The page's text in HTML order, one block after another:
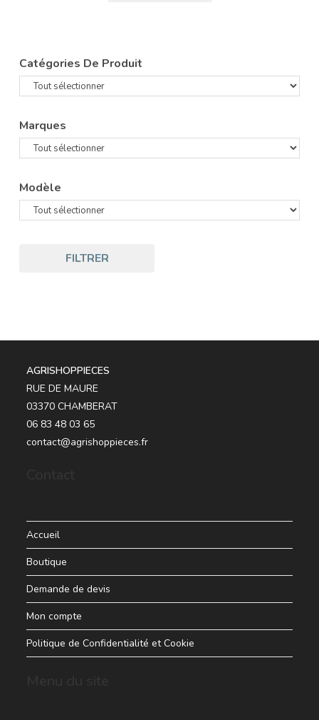
Catégories De Produit
Marques
Modèle
FILTRER
AGRISHOPPIECES
RUE DE MAURE
03370 CHAMBERAT
06 83 48 03 65
contact@agrishoppieces.fr
Accueil
Boutique
Demande de devis
Mon compte
Politique de Confidentialité et Cookie